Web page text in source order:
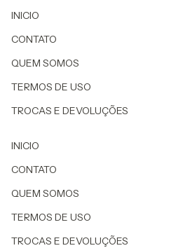
INICIO
CONTATO
QUEM SOMOS
TERMOS DE USO
TROCAS E DEVOLUÇÕES
INICIO
CONTATO
QUEM SOMOS
TERMOS DE USO
TROCAS E DEVOLUÇÕES